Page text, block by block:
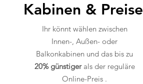
Kabinen & Preise
Ihr könnt wählen zwischen
Innen-, Außen- oder
Balkonkabinen und das bis zu
20% günstigerals der reguläre
Online-Preis .